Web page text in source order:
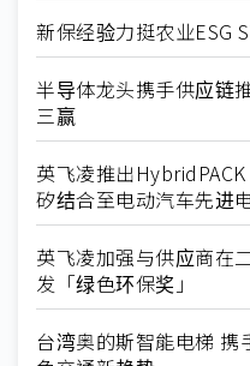
新保经验力挺农业ESG
半导体龙头携手供应链
三赢
英飞凌推出
矽结合至电动汽车先进
英飞凌加强与供应商在
发「绿色环保奖」
台湾奥的斯智能电梯